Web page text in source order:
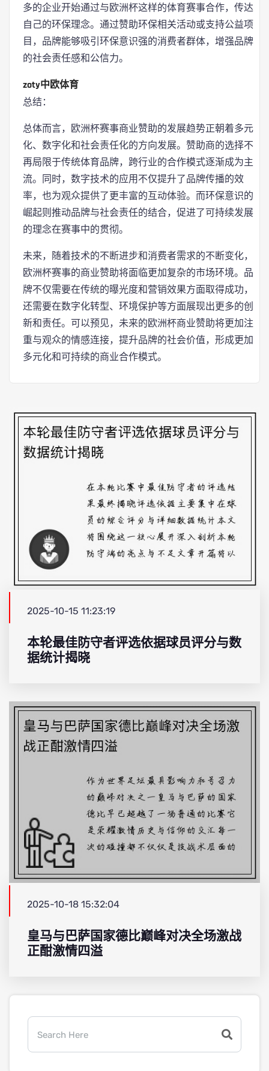
多的企业开始通过与欧洲杯这样的体育赛事合作，传达
自己的环保理念。通过赞助环保相关活动或支持公益项
目，品牌能够吸引环保意识强的消费者群体，增强品牌
的社会责任感和公信力。
zoty中欧体育
总结：
总体而言，欧洲杯赛事商业赞助的发展趋势正朝着多元
化、数字化和社会责任化的方向发展。赞助商的选择不
再局限于传统体育品牌，跨行业的合作模式逐渐成为主
流。同时，数字技术的应用不仅提升了品牌传播的效
率，也为观众提供了更丰富的互动体验。而环保意识的
崛起则推动品牌与社会责任的结合，促进了可持续发展
的理念在赛事中的贯彻。
未来，随着技术的不断进步和消费者需求的不断变化，
欧洲杯赛事的商业赞助将面临更加复杂的市场环境。品
牌不仅需要在传统的曝光度和营销效果方面取得成功，
还需要在数字化转型、环境保护等方面展现出更多的创
新和责任。可以预见，未来的欧洲杯商业赞助将更加注
重与观众的情感连接，提升品牌的社会价值，形成更加
多元化和可持续的商业合作模式。
2025-10-15 11:23:19
本轮最佳防守者评选依据球员评分与数
据统计揭晓
2025-10-18 15:32:04
皇马与巴萨国家德比巅峰对决全场激战
正酣激情四溢